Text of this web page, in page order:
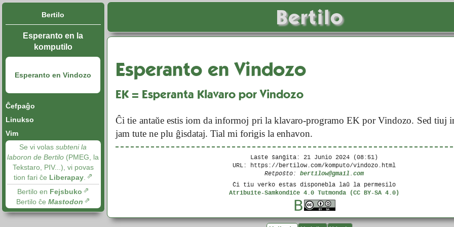
Bertilo
Bertilo
Esperanto en la
komputilo
Esperanto en Vindozo
Ĉefpaĝo
Linukso
Vim
Se vi volassubteni la
laboron de Bertilo (PMEG, la
Tekstaro, PIV...), vi povas
tion fari ĉe Liberapay.
Bertilo en Fejsbuko
Bertilo ĉeMastodon
Esperanto en Vindozo
EK = Esperanta Klavaro por Vindozo
Ĉi tie antaŭe estis iom da informoj pri la klavaro-programo EK por Vindozo. Sed tiuj
jam tute ne plu ĝisdataj. Tial mi forigis la enhavon.
Laste ŝanĝita: 21 Junio 2024 (08:51)
URL: https://bertilow.com/komputo/vindozo.html
Retpoŝto: bertilow@gmail.com
Ĉi tiu verko estas disponebla laŭ la permesilo
Atribuite-Samkondiĉe 4.0 Tutmonda (CC BY-SA 4.0)